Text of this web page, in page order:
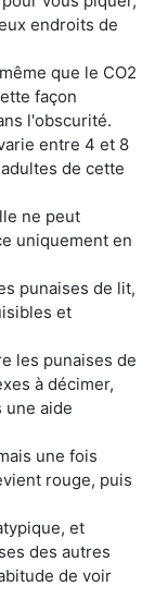
endroits de
que le CO2
façon
l'obscurité.
entre 4 et 8
de cette
ne peut
uniquement en
punaises de lit,
et
les punaises de
à décimer,
une aide
une fois
rouge, puis
et
des autres
de voir